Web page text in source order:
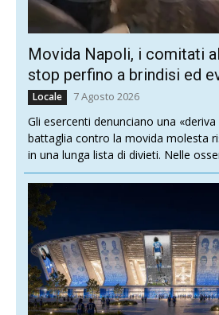
Movida Napoli, i comitati
stop perfino a brindisi ed
Locale 7 Agosto 2026
Gli esercenti denunciano una
battaglia contro la movida molesta
in una lunga lista di divieti. Nelle